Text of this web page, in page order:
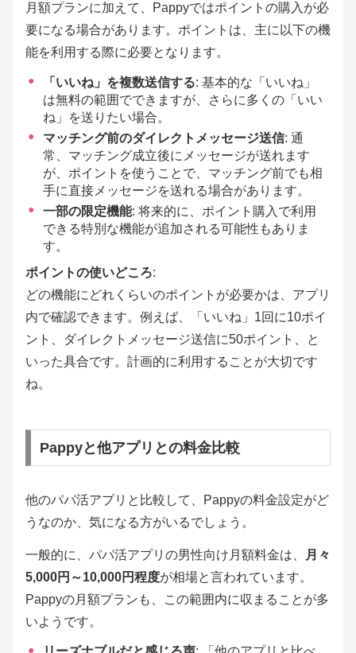
月額プランに加えて、Pappyではポイントの購入が必
要になる場合があります。ポイントは、主に以下の機
能を利用する際に必要となります。
「いいね」を複数送信する: 基本的な「いいね」
は無料の範囲でできますが、さらに多くの「いい
ね」を送りたい場合。
マッチング前のダイレクトメッセージ送信: 通
常、マッチング成立後にメッセージが送れます
が、ポイントを使うことで、マッチング前でも相
手に直接メッセージを送れる場合があります。
一部の限定機能: 将来的に、ポイント購入で利用
できる特別な機能が追加される可能性もありま
す。
ポイントの使いどころ:
どの機能にどれくらいのポイントが必要かは、アプリ
内で確認できます。例えば、「いいね」1回に10ポイ
ント、ダイレクトメッセージ送信に50ポイント、と
いった具合です。計画的に利用することが大切です
ね。
Pappyと他アプリとの料金比較
他のパパ活アプリと比較して、Pappyの料金設定がど
うなのか、気になる方がいるでしょう。
一般的に、パパ活アプリの男性向け月額料金は、
月々
5,000円～10,000円程度が相場と言われています。
Pappyの月額プランも、この範囲内に収まることが多
いようです。